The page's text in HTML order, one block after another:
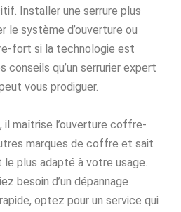
Installer une serrure plus
le système d’ouverture ou
fort si la technologie est
qu’un serrurier expert
vous prodiguer.
il maîtrise l’ouverture coffre-
marques de coffre et sait
plus adapté à votre usage.
besoin d’un dépannage
optez pour un service qui